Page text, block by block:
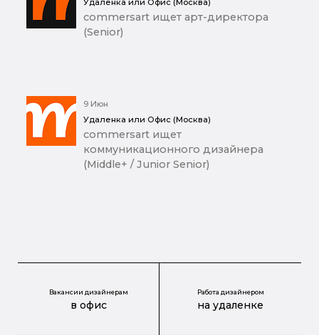
Удаленка или Офис (Москва)
commersart ищет арт-директора
(Senior)
9 Июн
Удаленка или Офис (Москва)
commersart ищет
коммуникационного дизайнера
(Middle+ / Junior Senior)
Вакансии дизайнерам
в офис
Работа дизайнером
на удаленке